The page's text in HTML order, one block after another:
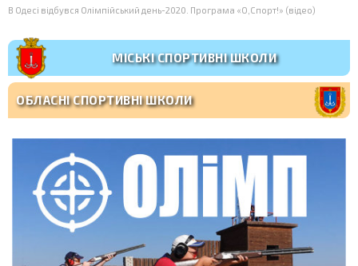
В Одесі відбувся Олімпійський день-2020. Програма «О,Спорт!» (відео)
МІСЬКІ СПОРТИВНІ ШКОЛИ
ОБЛАСНІ СПОРТИВНІ ШКОЛИ